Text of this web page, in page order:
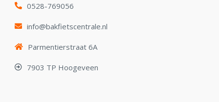
0528-769056
info@bakfietscentrale.nl
Parmentierstraat 6A
7903 TP Hoogeveen